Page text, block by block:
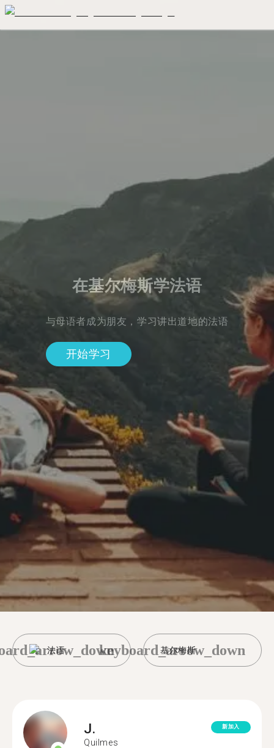
在基尔梅斯学法语
与母语者成为朋友，学习讲出道地的法语
开始学习
法语 基尔梅斯
keyboard_arrow_down
J.
Quilmes
新加入